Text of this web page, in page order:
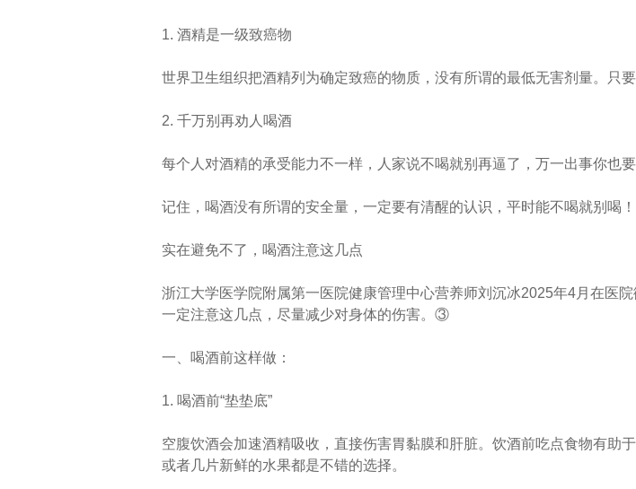
1. 酒精是一级致癌物
世界卫生组织把酒精列为确定致癌的物质，没有所谓的最低无害剂量。只
2. 千万别再劝人喝酒
每个人对酒精的承受能力不一样，人家说不喝就别再逼了，万一出事你也
记住，喝酒没有所谓的安全量，一定要有清醒的认识，平时能不喝就别喝
实在避免不了，喝酒注意这几点
浙江大学医学院附属第一医院健康管理中心营养师刘沉冰2025年4月在医
一定注意这几点，尽量减少对身体的伤害。③
一、喝酒前这样做：
1. 喝酒前“垫垫底”
空腹饮酒会加速酒精吸收，直接伤害胃黏膜和肝脏。饮酒前吃点食物有助
或者几片新鲜的水果都是不错的选择。